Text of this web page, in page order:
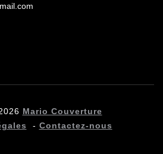
Mario Couverture
- Contactez-nous